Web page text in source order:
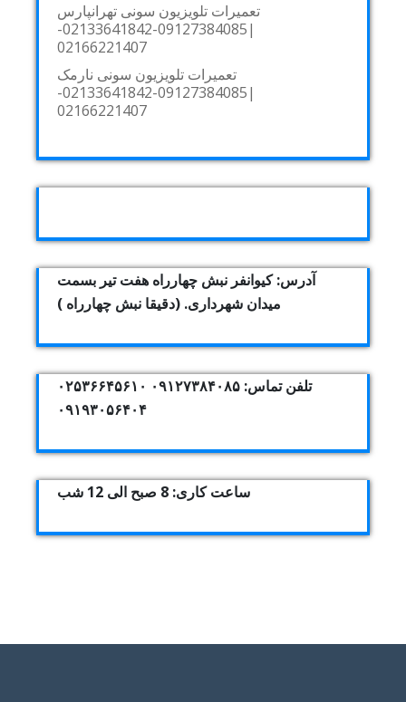
تعمیرات تلویزیون سونی تهرانپارس
|09127384085-02133641842-
02166221407
تعمیرات تلویزیون سونی نارمک
|09127384085-02133641842-
02166221407
آدرس: کیوانفر نبش چهارراه هفت تیر بسمت
میدان شهرداری. (دقیقا نبش چهارراه )
تلفن تماس: ۰۹۱۲۷۳۸۴۰۸۵ ۰۲۵۳۶۶۴۵۶۱۰
۰۹۱۹۳۰۵۶۴۰۴
ساعت کاری: 8 صبح الی 12 شب